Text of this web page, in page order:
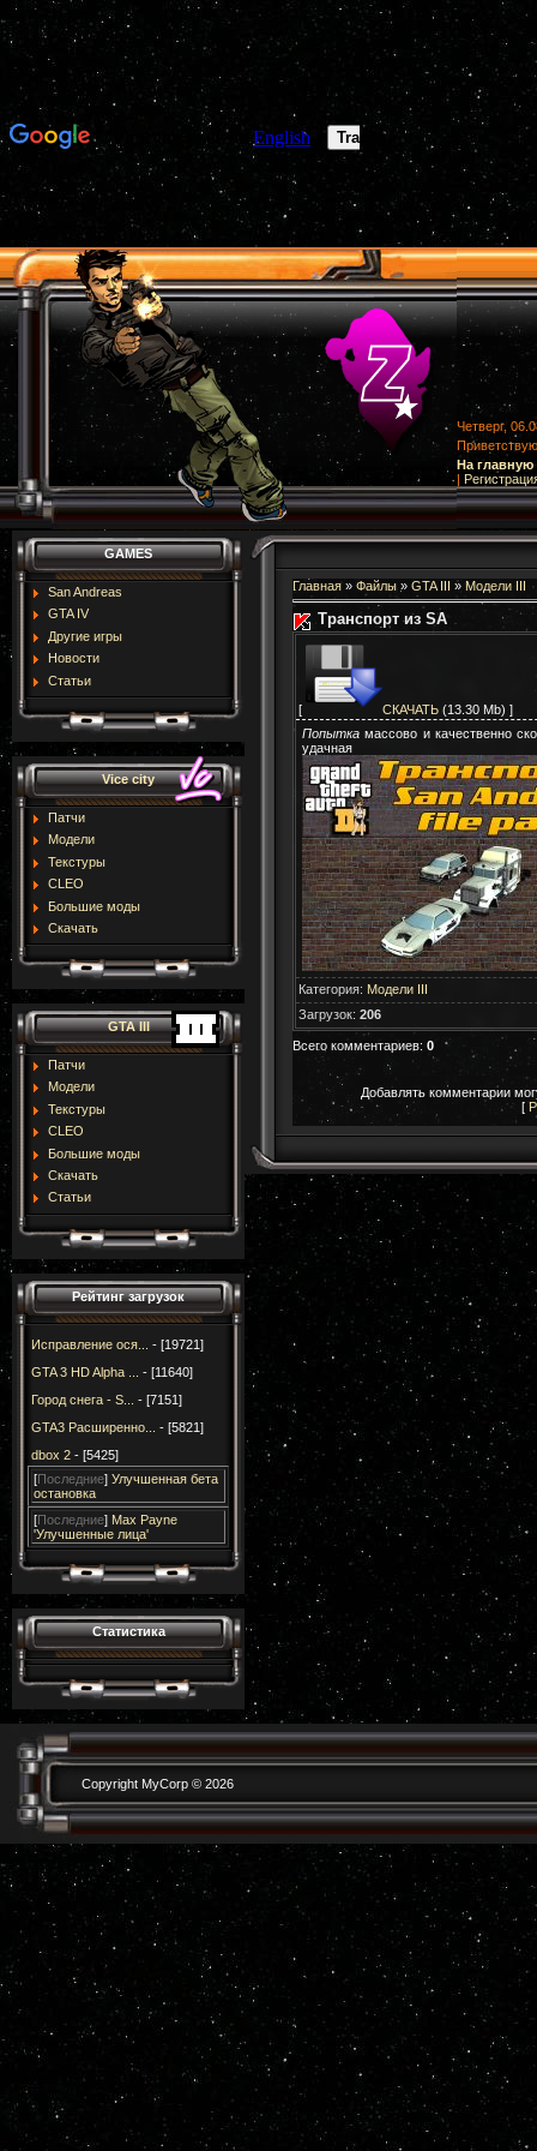
Четверг,
На главную
|
GAMES
San Andreas
GTA IV
Другие игры
Новости
Статьи
Vice city
Патчи
Модели
Текстуры
CLEO
Большие моды
Скачать
GTA III
Патчи
Модели
Текстуры
CLEO
Большие моды
Скачать
Статьи
Рейтинг загрузок
Исправление ося...
- [19721]
GTA 3 HD Alpha ...
- [11640]
Город снега - S...
- [7151]
GTA3 Расширенно...
- [5821]
dbox 2 - [5425]
[Последние] Улучшенная бета
остановка
[Последние] Max Payne
'Улучшенные лица'
Статистика
Главная » Файлы » GTA III » Модели III
Транспорт из SA
[ СКАЧАТЬ (13.30 Mb) ]
Попытка массово и качественно
удачная
Категория: Модели III
Загрузок: 206
Всего комментариев: 0
Добавлять комментарии
[
Copyright MyCorp © 2026